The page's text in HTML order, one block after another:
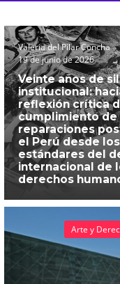
Valeria del Pilar Concha
19 de junio de 2026
Veinte años de
institucional:
reflexión crítica
cumplimiento de
reparaciones
el Perú desde los
estándares del
internacional de
derechos
Arte y